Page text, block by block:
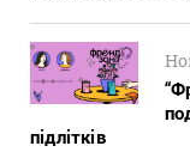
підлітків